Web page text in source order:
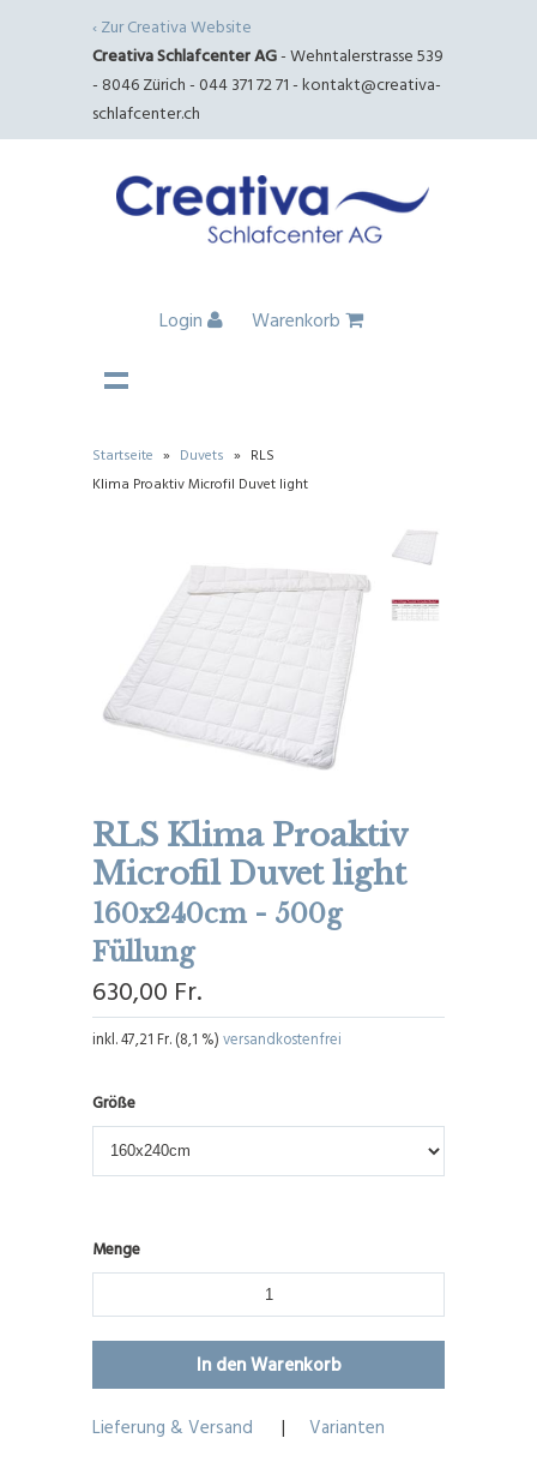
‹ Zur Creativa Website
Creativa Schlafcenter AG- Wehntalerstrasse 539
- 8046 Zürich - 044 371 72 71 -kontakt@creativa-
schlafcenter.ch
Login Warenkorb
Startseite » Duvets » RLS
Klima Proaktiv Microfil Duvet light
RLS Klima Proaktiv
Microfil Duvet light
160x240cm - 500g
Füllung
630,00 Fr.
inkl.47,21 Fr. (8,1 %)versandkostenfrei
Größe
Menge
Lieferung & Versand |
Varianten